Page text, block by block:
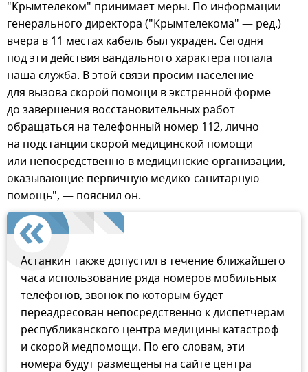
"Крымтелеком" принимает меры. По информации
генерального директора ("Крымтелекома" — ред.)
вчера в 11 местах кабель был украден. Сегодня
под эти действия вандального характера попала
наша служба. В этой связи просим население
для вызова скорой помощи в экстренной форме
до завершения восстановительных работ
обращаться на телефонный номер 112, лично
на подстанции скорой медицинской помощи
или непосредственно в медицинские организации,
оказывающие первичную медико-санитарную
помощь", — пояснил он.
Астанкин также допустил в течение ближайшего
часа использование ряда номеров мобильных
телефонов, звонок по которым будет
переадресован непосредственно к диспетчерам
республиканского центра медицины катастроф
и скорой медпомощи. По его словам, эти
номера будут размещены на сайте центра